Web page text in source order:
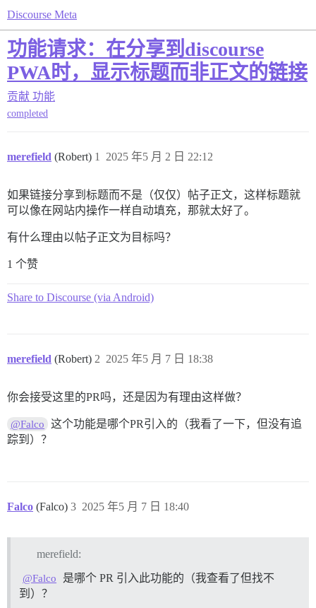
Discourse Meta
功能请求：在分享到discourse
PWA时，显示标题而非正文的链接
贡献 功能
completed
merefield (Robert) 2025 年5 月 2 日 22:12
1
如果链接分享到标题而不是（仅仅）帖子正文，这样标题就
可以像在网站内操作一样自动填充，那就太好了。
有什么理由以帖子正文为目标吗？
1 个赞
Share to Discourse (via Android)
merefield (Robert) 2025 年5 月 7 日 18:38
2
你会接受这里的PR吗，还是因为有理由这样做？
@Falco
这个功能是哪个PR引入的（我看了一下，但没有追
踪到）？
Falco (Falco) 2025 年5 月 7 日 18:40
3
merefield:
@Falco
是哪个 PR 引入此功能的（我查看了但找不
到）？